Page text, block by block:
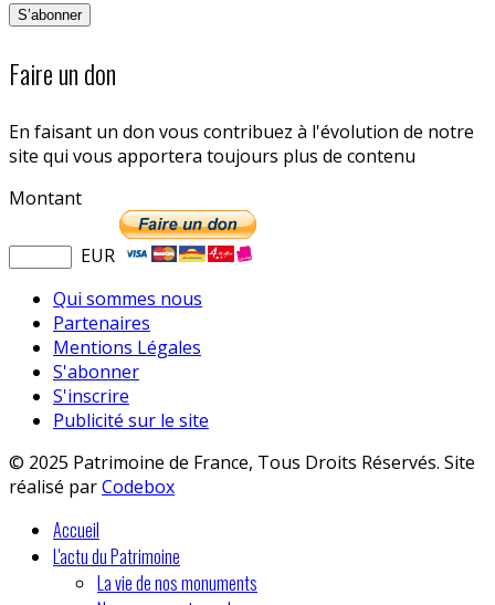
Faire un don
En faisant un don vous contribuez à l'évolution de notre
site qui vous apportera toujours plus de contenu
Montant
EUR
Qui sommes nous
Partenaires
Mentions Légales
S'abonner
S'inscrire
Publicité sur le site
© 2025 Patrimoine de France, Tous Droits Réservés. Site
réalisé parCodebox
Accueil
L'actu du Patrimoine
La vie de nos monuments